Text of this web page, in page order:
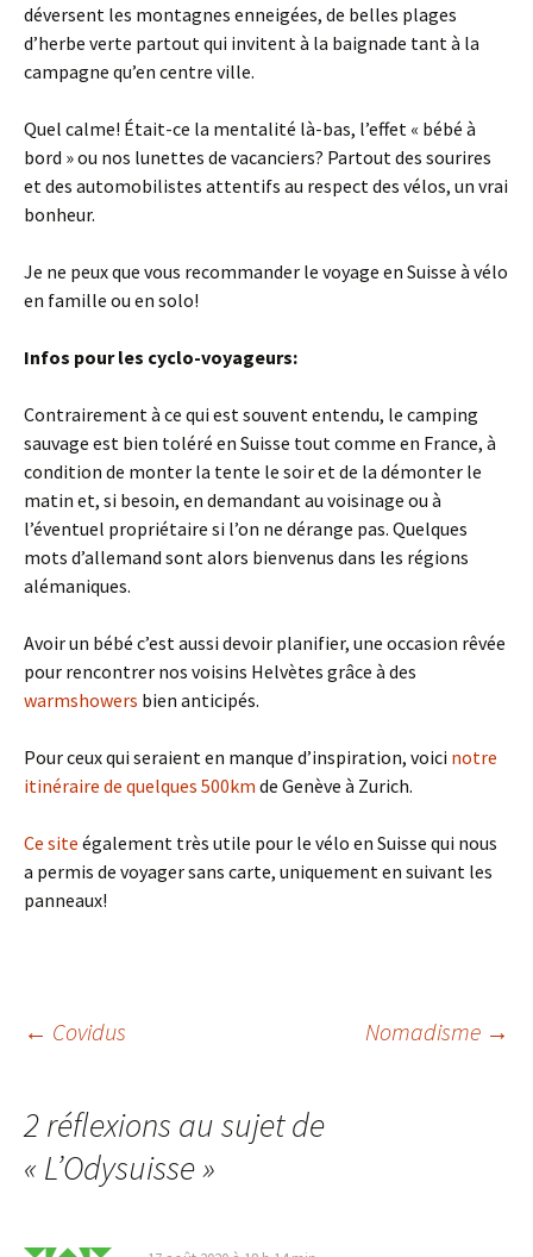
déversent les montagnes enneigées, de belles plages
d’herbe verte partout qui invitent à la baignade tant à la
campagne qu’en centre ville.
Quel calme! Était-ce la mentalité là-bas, l’effet « bébé à
bord » ou nos lunettes de vacanciers? Partout des sourires
et des automobilistes attentifs au respect des vélos, un vrai
bonheur.
Je ne peux que vous recommander le voyage en Suisse à vélo
en famille ou en solo!
Infos pour les cyclo-voyageurs:
Contrairement à ce qui est souvent entendu, le camping
sauvage est bien toléré en Suisse tout comme en France, à
condition de monter la tente le soir et de la démonter le
matin et, si besoin, en demandant au voisinage ou à
l’éventuel propriétaire si l’on ne dérange pas. Quelques
mots d’allemand sont alors bienvenus dans les régions
alémaniques.
Avoir un bébé c’est aussi devoir planifier, une occasion rêvée
pour rencontrer nos voisins Helvètes grâce à des
warmshowers bien anticipés.
Pour ceux qui seraient en manque d’inspiration, voici notre
itinéraire de quelques 500km de Genève à Zurich.
Ce site également très utile pour le vélo en Suisse qui nous
a permis de voyager sans carte, uniquement en suivant les
panneaux!
Navigation
des
articles
← Covidus Nomadisme →
2 réflexions au sujet de
« L’Odysuisse»